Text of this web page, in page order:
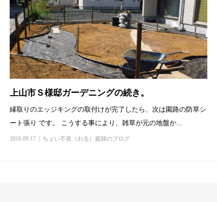
上山市Ｓ様邸ガーデニングの続き。
縁取りのエッジキングの取付けが完了したら、次は園路の防草シ
ート張り です。 こうする事により、雑草が元の地盤か...
2016.09.17 ちょい不良（わる）庭師のブログ